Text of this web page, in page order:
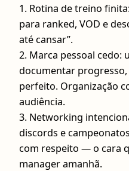
1. Rotina de treino
para ranked, VOD e
até cansar”.
2. Marca pessoal cedo:
documentar
perfeito. Organização
audiência.
3. Networking
discords e
com respeito — o cara
manager amanhã.